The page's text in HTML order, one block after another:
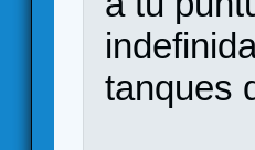
tanques